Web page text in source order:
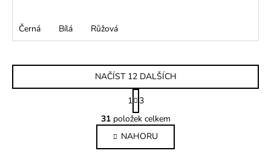
Černá Bílá Růžová
O
v
l
á
NAČÍST 12 DALŠÍCH
S
t
r
á
n
k
1
3
31položek celkem
NAHORU